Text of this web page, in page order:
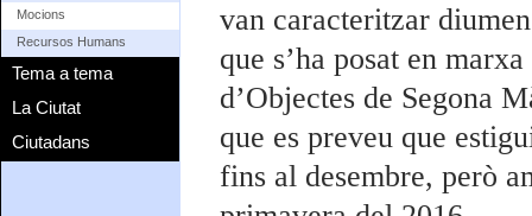
Mocions
Recursos Humans
Tema a tema
La Ciutat
Ciutadans
van caracteritzar
que s’ha posat en
d’Objectes de Segona
que es preveu que
fins al desembre, però